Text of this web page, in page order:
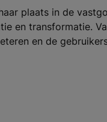
plaats in de
en transformatie.
en de